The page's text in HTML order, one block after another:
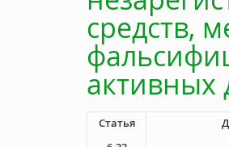
средств,
активных
Статья